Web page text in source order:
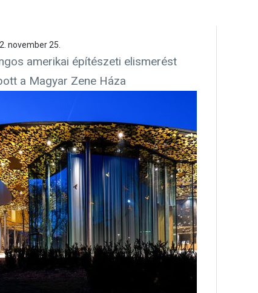
november 25.
amerikai építészeti elismerést
a Magyar Zene Háza